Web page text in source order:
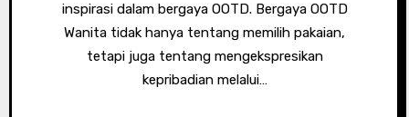
inspirasi dalam bergaya OOTD. Bergaya OOTD
Wanita tidak hanya tentang memilih pakaian,
tetapi juga tentang mengekspresikan
kepribadian melalui…